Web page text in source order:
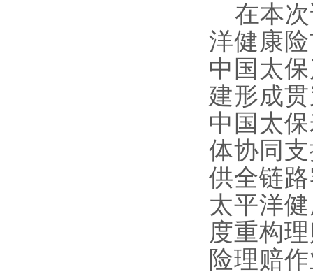
在本
洋健康
中国太
建形成
中国太
体协同
供全链
太平洋
度重构
险理赔